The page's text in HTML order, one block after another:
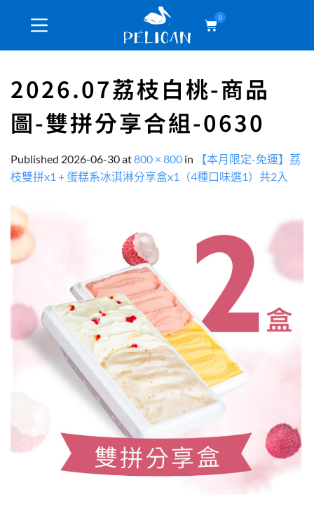
0
2026.07荔枝白桃-商品
圖-雙拼分享合組-0630
Published 2026-06-30at800 × 800 in
【本月限定-免運】荔
枝雙拼x1 + 蛋糕系冰淇淋分享盒x1（4種口味選1）共2入